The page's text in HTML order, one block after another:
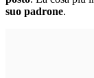
suo padrone.